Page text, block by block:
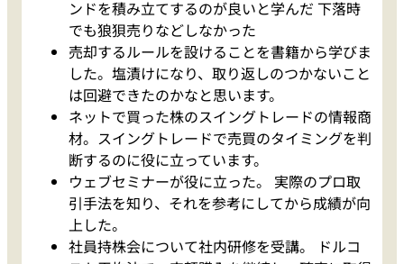
ンドを積み立てするのが良いと学んだ 下落時
でも狼狽売りなどしなかった
売却するルールを設けることを書籍から学びま
した。塩漬けになり、取り返しのつかないこと
は回避できたのかなと思います。
ネットで買った株のスイングトレードの情報商
材。スイングトレードで売買のタイミングを判
断するのに役に立っています。
ウェブセミナーが役に立った。 実際のプロ取
引手法を知り、それを参考にしてから成績が向
上した。
社員持株会について社内研修を受講。 ドルコ